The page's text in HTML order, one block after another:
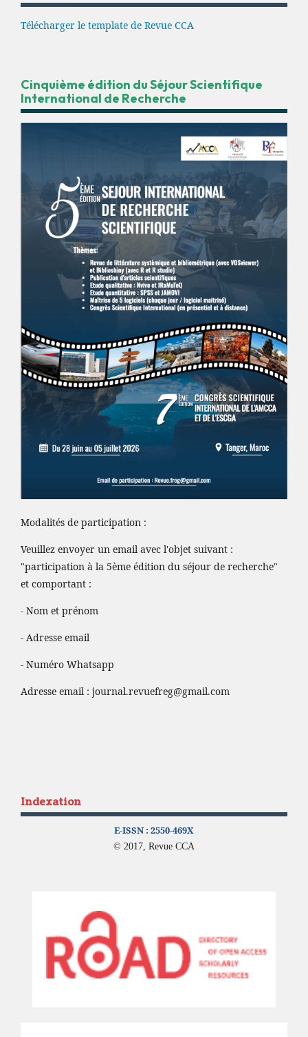
Télécharger le template de Revue CCA
Cinquième édition du Séjour Scientifique
International de Recherche
Modalités de participation :
Veuillez envoyer un email avec l'objet suivant :
"participation à la 5ème édition du séjour de recherche"
et comportant :
- Nom et prénom
- Adresse email
- Numéro Whatsapp
Adresse email : journal.revuefreg@gmail.com
Indexation
E-ISSN : 2550-469X
© 2017, Revue CCA